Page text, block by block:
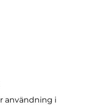
användning i